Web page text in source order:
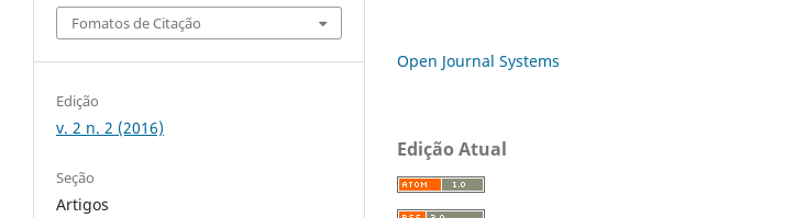
Fomatos de Citação
Edição
v. 2 n. 2 (2016)
Seção
Artigos
Open Journal Systems
Edição Atual